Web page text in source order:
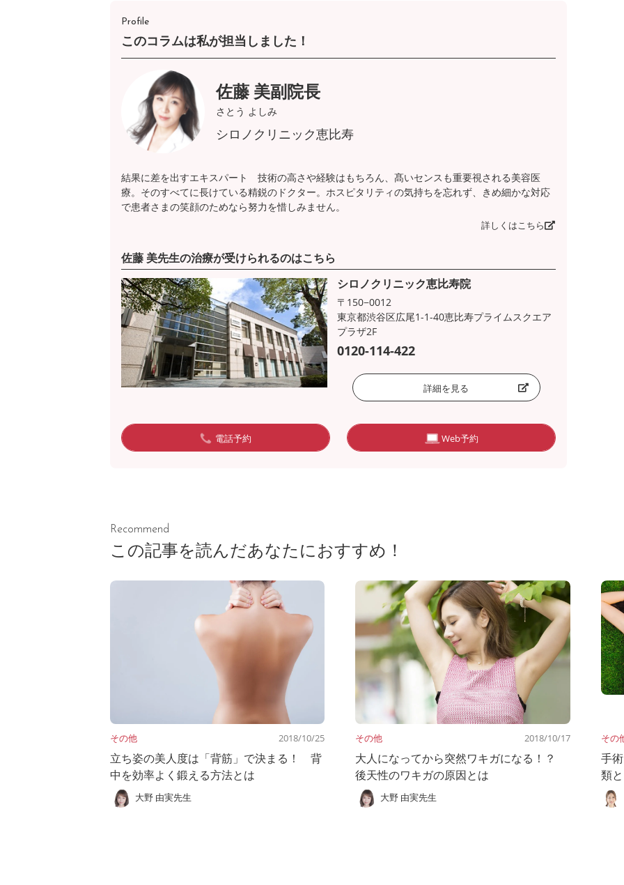
Profile
このコラムは私が担当しました！
佐藤 美副院長
さとう よしみ
シロノクリニック恵比寿
結果に差を出すエキスパート 技術の高さや経験はもちろん、髙いセンスも重要視される美容医
療。そのすべてに長けている精鋭のドクター。ホスピタリティの気持ちを忘れず、きめ細かな対応
で患者さまの笑顔のためなら努力を惜しみません。
詳しくはこちら
佐藤 美先生の治療が受けられるのはこちら
シロノクリニック恵比寿院
〒150−0012
東京都渋谷区広尾1-1-40恵比寿プライムスクエア
プラザ2F
0120-114-422
詳細を見る
電話予約 Web予約
Recommend
この記事を読んだあなたにおすすめ！
その他 2018/10/25
立ち姿の美人度は「背筋」で決まる！ 背
中を効率よく鍛える方法とは
大野 由実先生
その他 2018/10/17
大人になってから突然ワキガになる！？
後天性のワキガの原因とは
大野 由実先生
その
手
類